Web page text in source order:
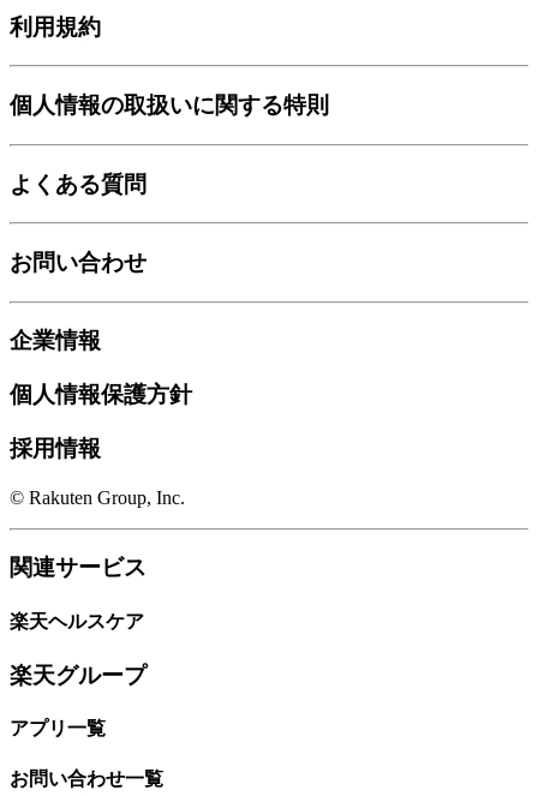
利用規約
個人情報の取扱いに関する特則
よくある質問
お問い合わせ
企業情報
個人情報保護方針
採用情報
© Rakuten Group, Inc.
関連サービス
楽天ヘルスケア
楽天グループ
アプリ一覧
お問い合わせ一覧